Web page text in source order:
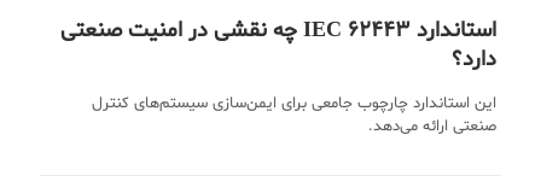
استاندارد IEC 62443 چه نقشی در امنیت صنعتی
دارد؟
این استاندارد چارچوب جامعی برای ایمن‌سازی سیستم‌های کنترل
صنعتی ارائه می‌دهد.